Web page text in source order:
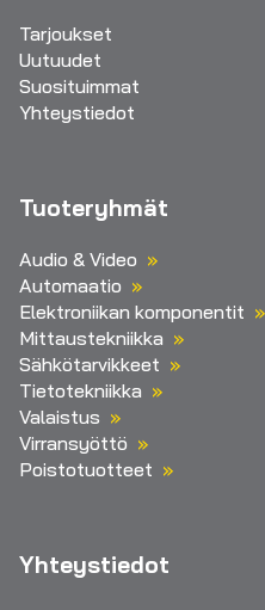
Tarjoukset
Uutuudet
Suosituimmat
Yhteystiedot
Tuoteryhmät
Audio & Video
Automaatio
Elektroniikan komponentit
Mittaustekniikka
Sähkötarvikkeet
Tietotekniikka
Valaistus
Virransyöttö
Poistotuotteet
Yhteystiedot